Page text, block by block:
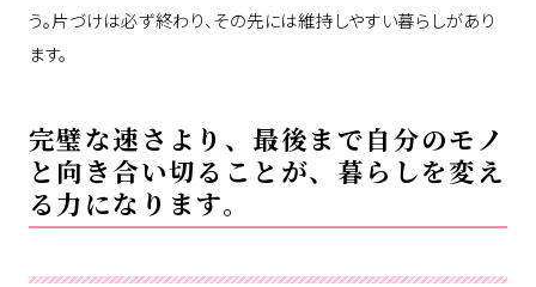
う。片づけは必ず終わり、その先には維持しやすい暮らしがあり
ます。
完璧な速さより、最後まで自分のモノ
と向き合い切ることが、暮らしを変え
る力になります。